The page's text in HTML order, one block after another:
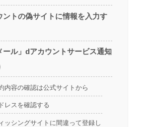
ントの偽サイトに情報を入力す
ール」dアカウントサービス通知
内容の確認は公式サイトから
レスを確認する
ッシングサイトに間違って登録し